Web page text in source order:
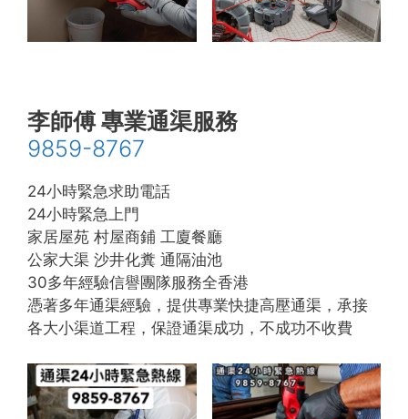
李師傅 專業通渠服務
9859-8767
24小時緊急求助電話
24小時緊急上門
家居屋苑 村屋商鋪 工廈餐廳
公家大渠 沙井化糞 通隔油池
30多年經驗信譽團隊服務全香港
憑著多年通渠經驗，提供專業快捷高壓通渠，承接
各大小渠道工程，保證通渠成功，不成功不收費